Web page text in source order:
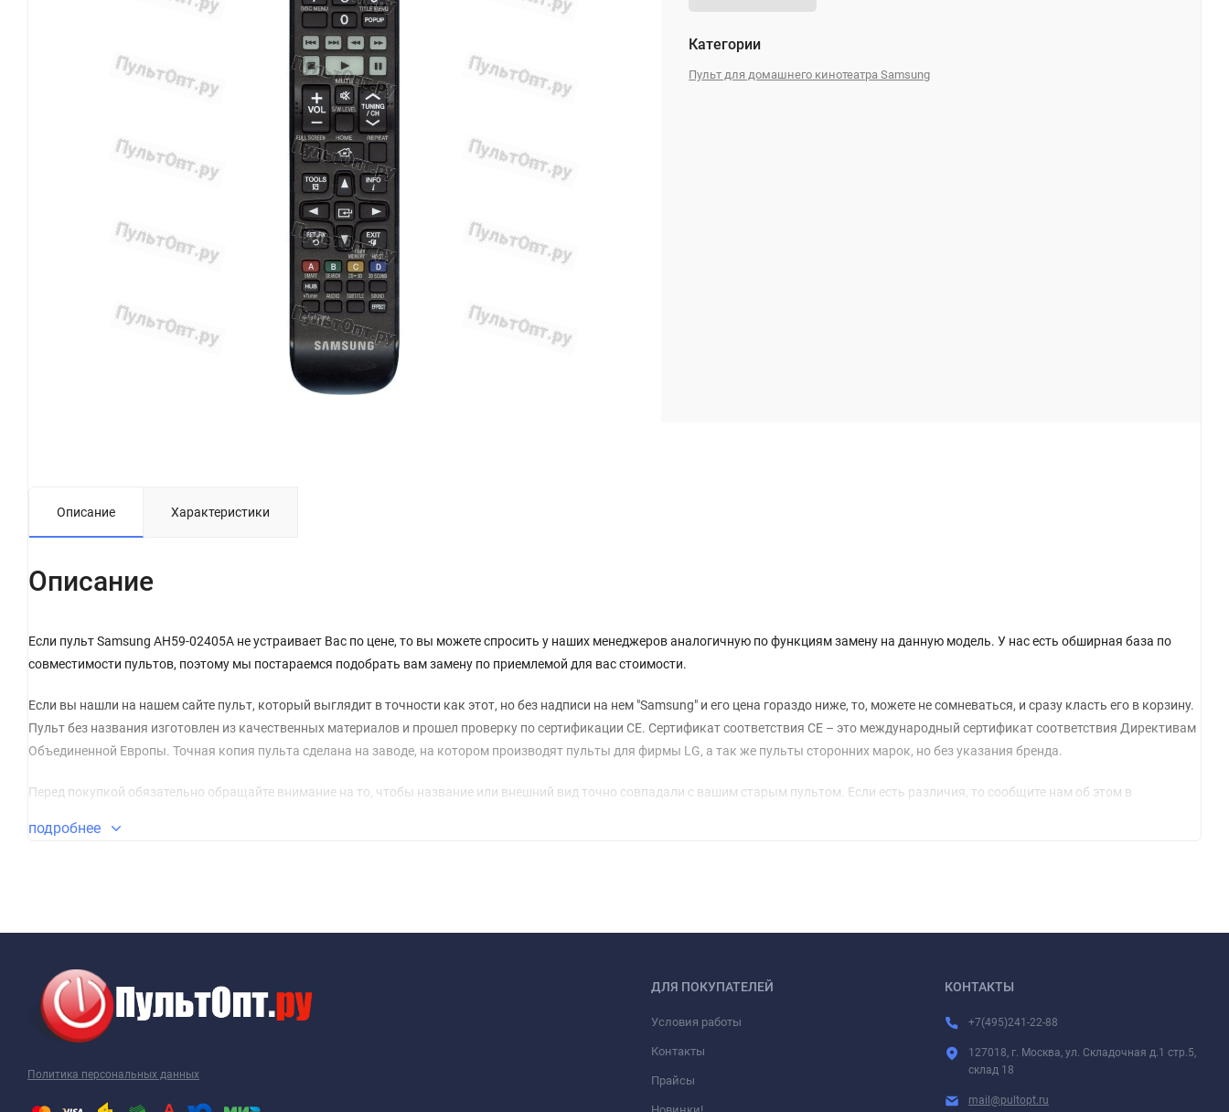
Категории
Пульт для домашнего кинотеатра Samsung
Описание Характеристики
Описание
Если пульт Samsung AH59-02405A не устраивает Вас по цене, то вы можете спросить у наших менеджеров аналогичную по функциям замену на данную модель. У нас есть обширная база по
совместимости пультов, поэтому мы постараемся подобрать вам замену по приемлемой для вас стоимости.
Если вы нашли на нашем сайте пульт, который выглядит в точности как этот, но без надписи на нем "Samsung" и его цена гораздо ниже, то, можете не сомневаться, и сразу класть его в корзину.
Пульт без названия изготовлен из качественных материалов и прошел проверку по сертификации CE. Сертификат соответствия СЕ – это международный сертификат соответствия Директивам
Объединенной Европы. Точная копия пульта сделана на заводе, на котором производят пульты для фирмы LG, а так же пульты сторонних марок, но без указания бренда.
Перед покупкой обязательно обращайте внимание на то, чтобы название или внешний вид точно совпадали с вашим старым пультом. Если есть различия, то сообщите нам об этом в
подробнее
Политика персональных данных
ДЛЯ ПОКУПАТЕЛЕЙ
Условия работы
Контакты
Прайсы
КОНТАКТЫ
+7(495)241-22-88
127018, г. Москва, ул. Складочная д.1 стр.5,
склад 18
mail@pultopt.ru